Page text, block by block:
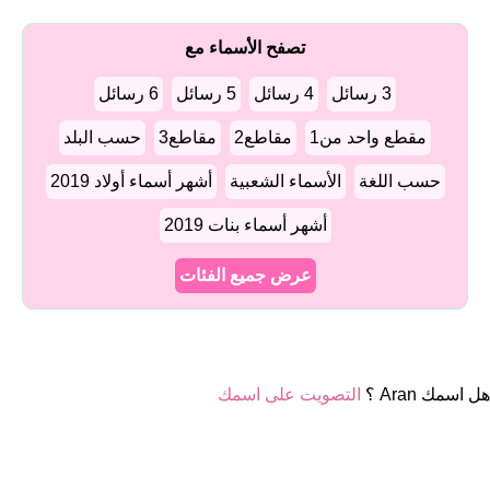
تصفح الأسماء مع
3 رسائل 4 رسائل 5 رسائل 6 رسائل
مقطع واحد من1 مقاطع2 مقاطع3 حسب البلد
حسب اللغة الأسماء الشعبية أشهر أسماء أولاد 2019
أشهر أسماء بنات 2019
عرض جميع الفئات
هل اسمك Aran ؟ التصويت على اسمك